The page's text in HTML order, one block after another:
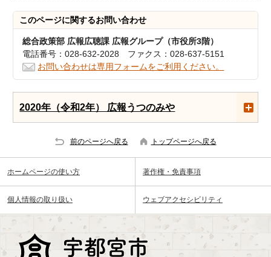
このページに関するお問い合わせ
総合政策部 広報広聴課 広報グループ（市役所3階）
電話番号：028-632-2028 ファクス：028-637-5151
お問い合わせは専用フォームをご利用ください。
2020年（令和2年） 広報うつのみや
前のページへ戻る トップページへ戻る
ホームページの使い方 著作権・免責事項
個人情報の取り扱い ウェブアクセシビリティ